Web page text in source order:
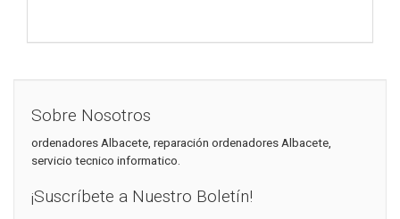
Sobre Nosotros
ordenadores Albacete, reparación ordenadores Albacete,
servicio tecnico informatico.
¡Suscríbete a Nuestro Boletín!